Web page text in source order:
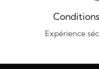
Expérience